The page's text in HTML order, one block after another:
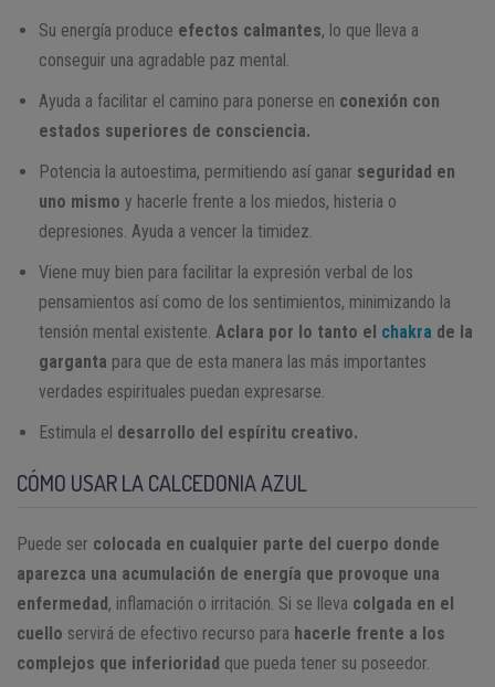
Su energía produce efectos calmantes, lo que lleva a
conseguir una agradable paz mental.
Ayuda a facilitar el camino para ponerse en conexión con
estados superiores de consciencia.
Potencia la autoestima, permitiendo así ganar seguridad en
uno mismo y hacerle frente a los miedos, histeria o
depresiones. Ayuda a vencer la timidez.
Viene muy bien para facilitar la expresión verbal de los
pensamientos así como de los sentimientos, minimizando la
tensión mental existente. Aclara por lo tanto el chakra de la
garganta para que de esta manera las más importantes
verdades espirituales puedan expresarse.
Estimula el desarrollo del espíritu creativo.
CÓMO USAR LA CALCEDONIA AZUL
Puede ser colocada en cualquier parte del cuerpo donde
aparezca una acumulación de energía que provoque una
enfermedad , inflamación o irritación. Si se lleva colgada en el
cuello servirá de efectivo recurso para hacerle frente a los
complejos que inferioridad que pueda tener su poseedor.